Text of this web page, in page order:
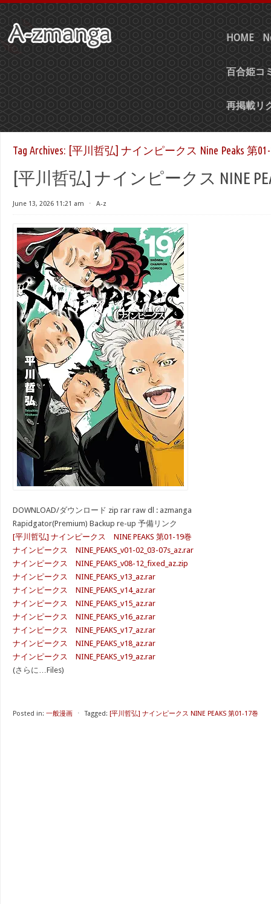
HOME
百合姫コ
再掲載リ
Tag Archives: [平川哲弘] ナインピークス Nine Peaks 第
[平川哲弘] ナインピークス NINE
June 13, 2026 11:21 am ⋅ A-z
DOWNLOAD/ダウンロード zip rar raw dl : azmanga
Rapidgator(Premium) Backup re-up 予備リンク
[平川哲弘] ナインピークス NINE PEAKS 第01-19巻
ナインピークス NINE_PEAKS_v01-02_03-07s_az.rar
ナインピークス NINE_PEAKS_v08-12_fixed_az.zip
ナインピークス NINE_PEAKS_v13_az.rar
ナインピークス NINE_PEAKS_v14_az.rar
ナインピークス NINE_PEAKS_v15_az.rar
ナインピークス NINE_PEAKS_v16_az.rar
ナインピークス NINE_PEAKS_v17_az.rar
ナインピークス NINE_PEAKS_v18_az.rar
ナインピークス NINE_PEAKS_v19_az.rar
(さらに…Files)
Posted in: 一般漫画 ⋅ Tagged: [平川哲弘] ナインピークス NINE PEAKS 第01-17巻